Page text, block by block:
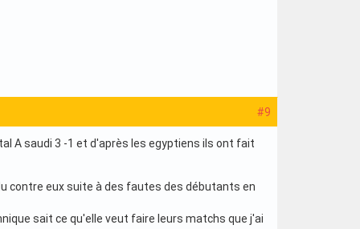
#9
A saudi 3 -1 et d'après les egyptiens ils ont fait
contre eux suite à des fautes des débutants en
sait ce qu'elle veut faire leurs matchs que j'ai